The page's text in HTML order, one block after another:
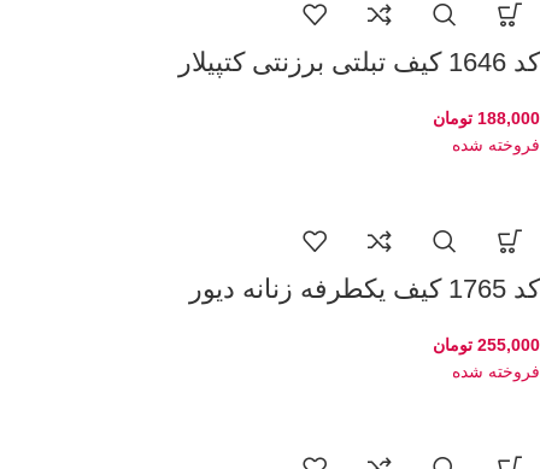
کد 1646 کیف تبلتی برزنتی کتپیلار
188,000 تومان
فروخته شده
کد 1765 کیف یکطرفه زنانه دیور
255,000 تومان
فروخته شده